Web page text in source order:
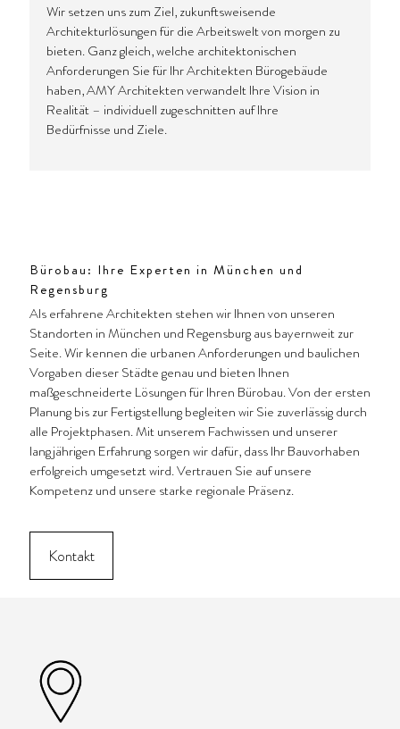
Wir setzen uns zum Ziel, zukunftsweisende
Architekturlösungen für die Arbeitswelt von morgen zu
bieten. Ganz gleich, welche architektonischen
Anforderungen Sie für Ihr Architekten Bürogebäude
haben, AMY Architekten verwandelt Ihre Vision in
Realität – individuell zugeschnitten auf Ihre
Bedürfnisse und Ziele.
Bürobau: Ihre Experten in München und
Regensburg
Als erfahrene Architekten stehen wir Ihnen von unseren
Standorten in München und Regensburg aus bayernweit zur
Seite. Wir kennen die urbanen Anforderungen und baulichen
Vorgaben dieser Städte genau und bieten Ihnen
maßgeschneiderte Lösungen für Ihren Bürobau. Von der ersten
Planung bis zur Fertigstellung begleiten wir Sie zuverlässig durch
alle Projektphasen. Mit unserem Fachwissen und unserer
langjährigen Erfahrung sorgen wir dafür, dass Ihr Bauvorhaben
erfolgreich umgesetzt wird. Vertrauen Sie auf unsere
Kompetenz und unsere starke regionale Präsenz.
Kontakt